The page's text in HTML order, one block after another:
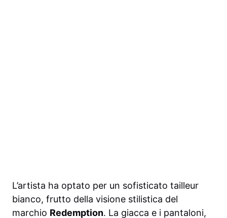
L’artista ha optato per un sofisticato tailleur
bianco, frutto della visione stilistica del
marchio Redemption. La giacca e i pantaloni,